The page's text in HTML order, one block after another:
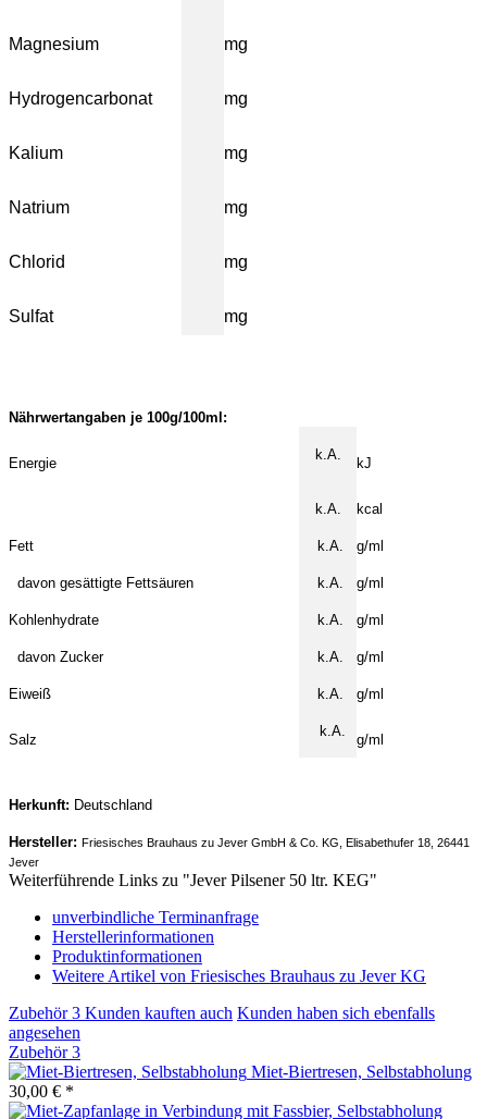
Magnesium mg
Hydrogencarbonat mg
Kalium mg
Natrium mg
Chlorid mg
Sulfat mg
Nährwertangaben je 100g/100ml:
Energie
k.A.
kJ
k.A. kcal
Fett k.A. g/ml
davon gesättigte Fettsäuren k.A. g/ml
Kohlenhydrate k.A. g/ml
davon Zucker k.A. g/ml
Eiweiß k.A. g/ml
Salz
k.A.
g/ml
Herkunft: Deutschland
Hersteller: Friesisches Brauhaus zu Jever GmbH & Co. KG, Elisabethufer 18, 26441
Jever
Weiterführende Links zu "Jever Pilsener 50 ltr. KEG"
unverbindliche Terminanfrage
Herstellerinformationen
Produktinformationen
Weitere Artikel von Friesisches Brauhaus zu Jever KG
Zubehör3 Kunden kauften auch Kunden haben sich ebenfalls
angesehen
Zubehör3
Miet-Biertresen, Selbstabholung
30,00 € *